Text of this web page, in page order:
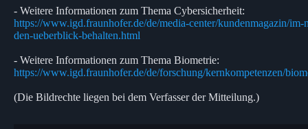
- Weitere Informationen zum Thema Cybersicherheit:
https://www.igd.fraunhofer.de/de/media-center/kundenmagazin/im-
den-ueberblick-behalten.html
- Weitere Informationen zum Thema Biometrie:
https://www.igd.fraunhofer.de/de/forschung/kernkompetenzen/
(Die Bildrechte liegen bei dem Verfasser der Mitteilung.)